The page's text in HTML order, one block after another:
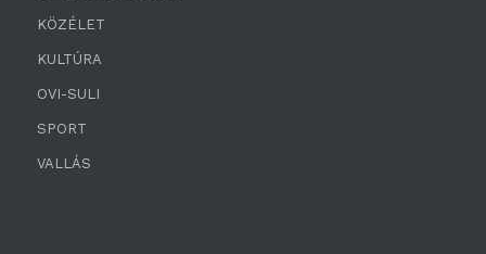
KÖZÉLET
KULTÚRA
OVI-SULI
SPORT
VALLÁS